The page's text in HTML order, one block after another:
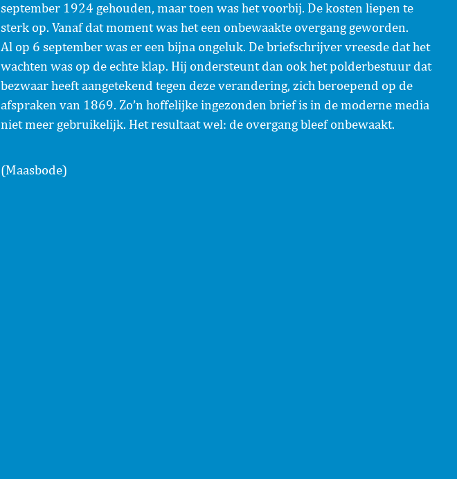
september 1924 gehouden, maar toen was het voorbij. De kosten liepen te
sterk op. Vanaf dat moment was het een onbewaakte overgang geworden.
Al op 6 september was er een bijna ongeluk. De briefschrijver vreesde dat het
wachten was op de echte klap. Hij ondersteunt dan ook het polderbestuur dat
bezwaar heeft aangetekend tegen deze verandering, zich beroepend op de
afspraken van 1869. Zo’n hoffelijke ingezonden brief is in de moderne media
niet meer gebruikelijk. Het resultaat wel: de overgang bleef onbewaakt.
(Maasbode)